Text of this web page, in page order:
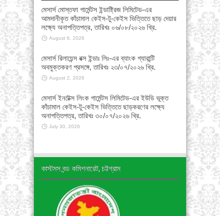
মেসার্স মোস্তফা গার্মেন্টস ইন্ডাষ্ট্রিজ লিমিটেড-এর
আমদানীকৃত কাঁচামাল কেইস-টু-কেইস ভিত্তিতে ছাড় দেয়ার
লক্ষ্যে অনাপত্তিপত্র, তারিখঃ ০৬/০৮/২০২৬ খ্রি.
August 6, 2026
মেসার্স রিলায়েন্স বক্স ইন্ডাঃ লিঃ-এর ব্যাংক গ্যারান্টি
অবমুক্তকরণ প্রসঙ্গে, তারিখঃ ২৩/০৭/২০২৬ খ্রি.
August 2, 2026
মেসার্স ইনটেক্স লিংক গার্মেন্টস লিমিটেড-এর ইউডি ভূক্ত
কাঁচামাল কেইস-টু-কেইস ভিত্তিতে ছাড়করণের লক্ষ্যে
অনাপত্তিপত্র, তারিখঃ ৩০/০৭/২০২৬ খ্রি.
July 30, 2026
কাস্টমস বন্ড কমিশনারেট, চট্টগ্রাম